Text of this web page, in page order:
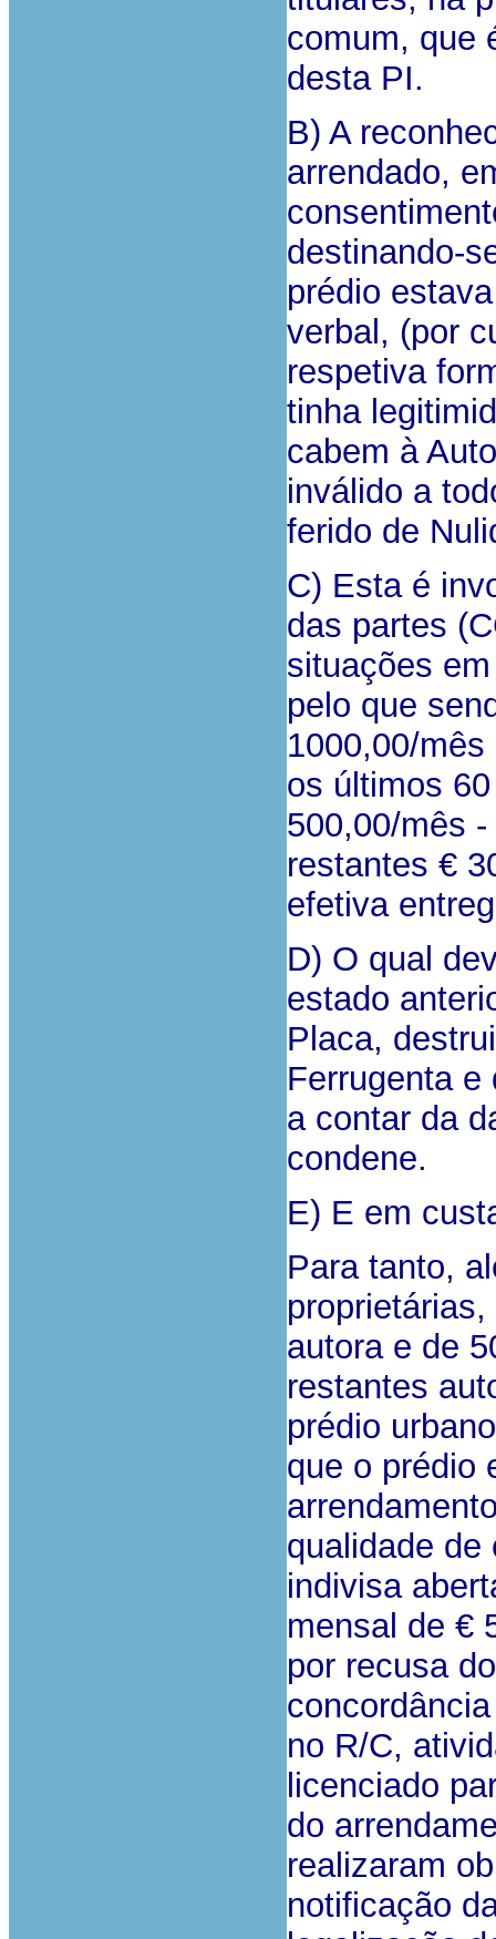
comum, que
desta PI.
B) A
arrendado,
destinando-
prédio
verbal, (por
respetiva
tinha
cabem à
inválido a
ferido de
C) Esta é
das partes
situações
pelo que
1000,00/
os últimos
500,00/mês
restantes €
efetiva
D) O qual
estado
Placa,
Ferrugenta
a contar da
condene.
E) E em
Para tanto,
autora e de
restantes
prédio
que o prédio
qualidade de
indivisa
mensal de €
por recusa
no R/C,
licenciado
do
realizaram
notificação